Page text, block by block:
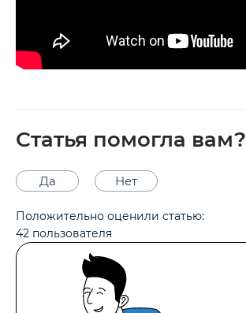
Статья помогла вам?
Да Нет
Положительно оценили статью:
42 пользователя